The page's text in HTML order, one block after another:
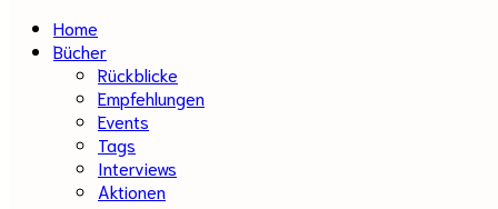
Home
Bücher
Rückblicke
Empfehlungen
Events
Tags
Interviews
Aktionen